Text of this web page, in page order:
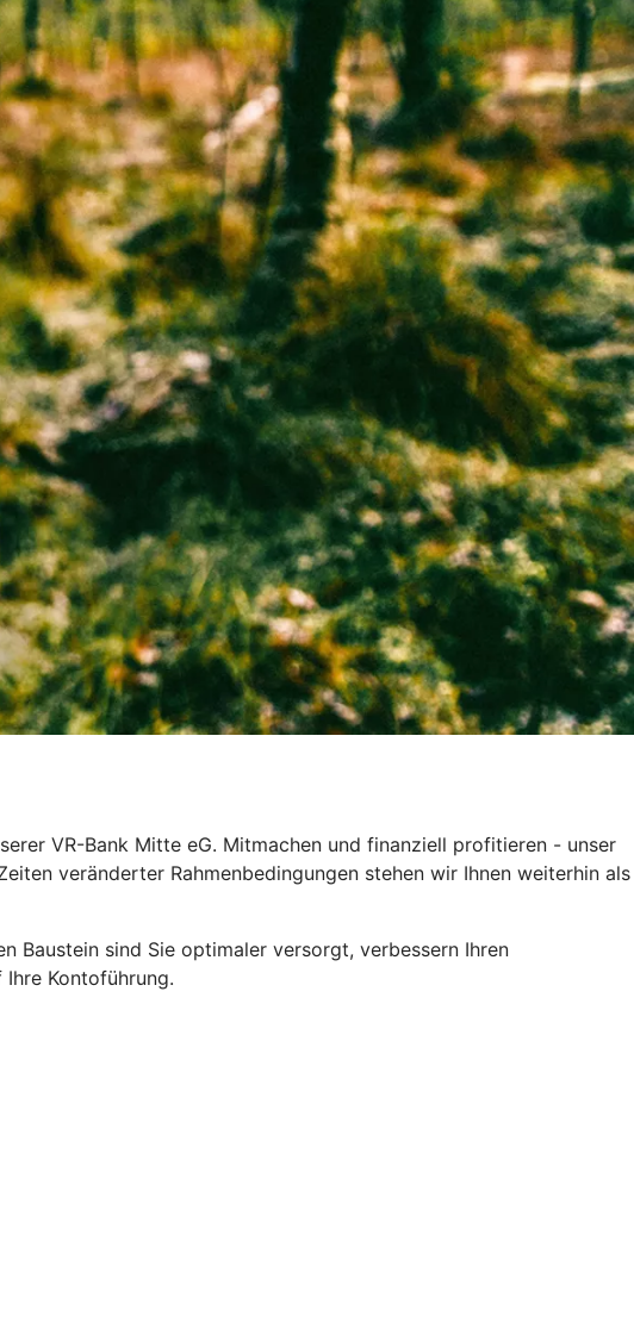
VR-Bank Mitte eG. Mitmachen und finanziell profitieren - unser
veränderter Rahmenbedingungen stehen wir Ihnen weiterhin als
Baustein sind Sie optimaler versorgt, verbessern Ihren
Ihre Kontoführung.